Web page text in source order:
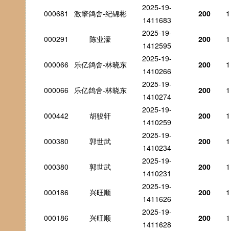
000681 激擎鸽舍-纪锦彬
2025-19-
1411683
200
000291 陈业濠
2025-19-
1412595
200
000066 乐亿鸽舍-林晓东
2025-19-
1410266
200
000066 乐亿鸽舍-林晓东
2025-19-
1410274
200
000442 胡骏轩
2025-19-
1410259
200
000380 郭世武
2025-19-
1410234
200
000380 郭世武
2025-19-
1410231
200
000186 兴旺顺
2025-19-
1411626
200
000186 兴旺顺
2025-19-
1411628
200